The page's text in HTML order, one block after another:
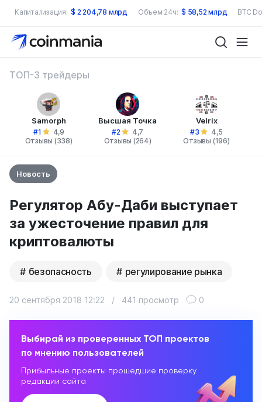
Капитализация: $ 2 204,78 млрд Объем 24ч: $ 58,52 млрд BTC
ТОП-3 трейдеры
Samorph
#1
4,9
Отзывы (338)
Высшая Точка
#2
4,7
Отзывы (264)
Velrix
#3
4,5
Отзывы (196)
Новость
Регулятор Абу-Даби выступает
за ужесточение правил для
криптовалюты
безопасность регулирование рынка
20 сентября 2018 12:22 / 441 просмотр 0
Выбирай из проверенных ТОП проектов
по мнению пользователей
Прибыльные проекты прошедшие проверку
редакции сайта